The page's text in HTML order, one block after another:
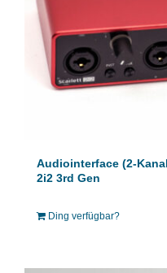
Audiointerface (2-
2i2 3rd Gen
Ding verfügbar?